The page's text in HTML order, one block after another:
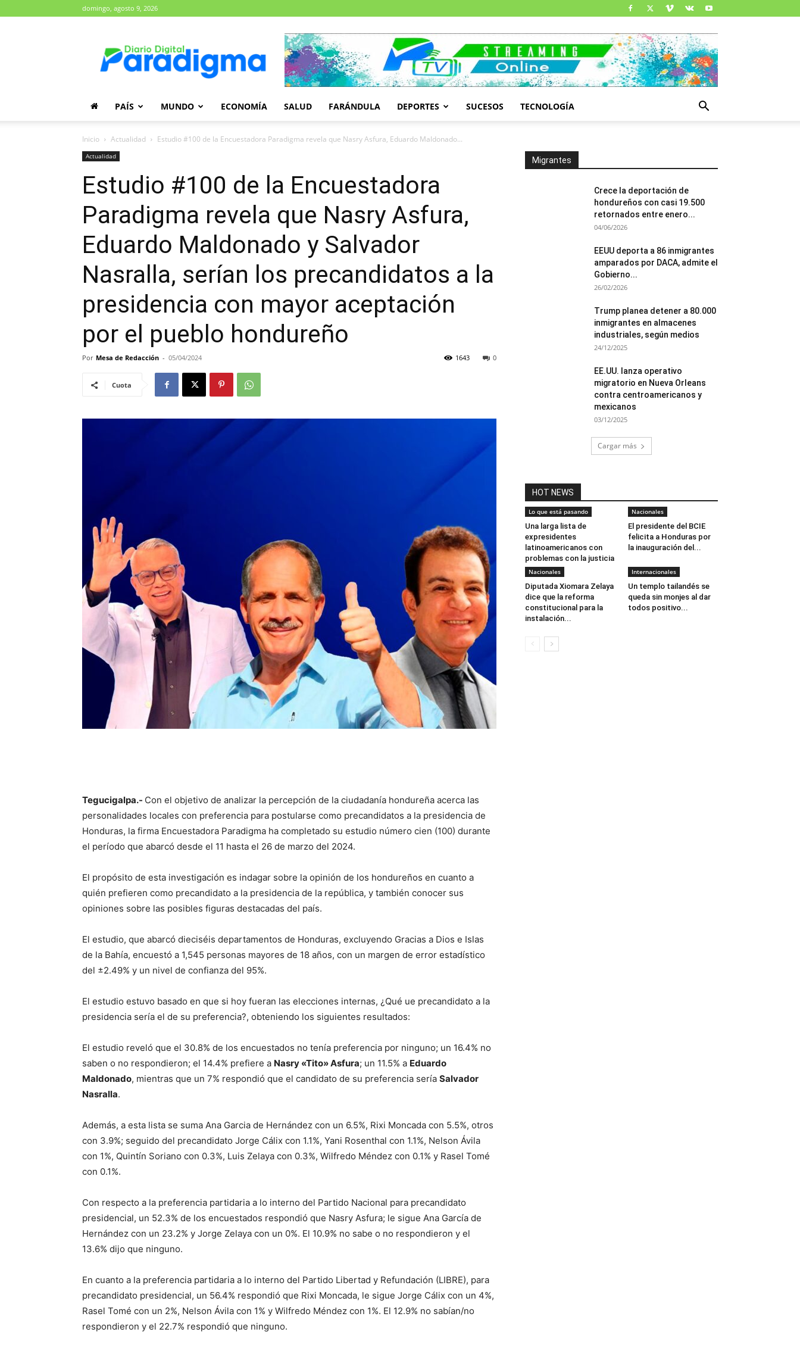
domingo, agosto 9, 2026
Paradigma
PAÍS MUNDO ECONOMÍA SALUD FARÁNDULA DEPORTES SUCESOS TECNOLOGÍA
Inicio Actualidad Estudio #100 de la Encuestadora Paradigma revela que Nasry Asfura, Eduardo Maldonado...
Actualidad
Estudio #100 de la Encuestadora
Paradigma revela que Nasry Asfura,
Eduardo Maldonado y Salvador
Nasralla, serían los precandidatos a la
presidencia con mayor aceptación
por el pueblo hondureño
Por Mesa de Redacción - 05/04/2024 0
1643
Cuota
Tegucigalpa.- Con el objetivo de analizar la percepción de la ciudadanía hondureña acerca las
personalidades locales con preferencia para postularse como precandidatos a la presidencia de
Honduras, la firma Encuestadora Paradigma ha completado su estudio número cien (100) durante
el período que abarcó desde el 11 hasta el 26 de marzo del 2024.
El propósito de esta investigación es indagar sobre la opinión de los hondureños en cuanto a
quién prefieren como precandidato a la presidencia de la república, y también conocer sus
opiniones sobre las posibles figuras destacadas del país.
El estudio, que abarcó dieciséis departamentos de Honduras, excluyendo Gracias a Dios e Islas
de la Bahía, encuestó a 1,545 personas mayores de 18 años, con un margen de error estadístico
del ±2.49% y un nivel de confianza del 95%.
El estudio estuvo basado en que si hoy fueran las elecciones internas, ¿Qué ue precandidato a la
presidencia sería el de su preferencia?, obteniendo los siguientes resultados:
El estudio reveló que el 30.8% de los encuestados no tenía preferencia por ninguno; un 16.4% no
saben o no respondieron; el 14.4% prefiere a Nasry «Tito» Asfura; un 11.5% a Eduardo
Maldonado, mientras que un 7% respondió que el candidato de su preferencia sería Salvador
Nasralla.
Además, a esta lista se suma Ana Garcia de Hernández con un 6.5%, Rixi Moncada con 5.5%, otros
con 3.9%; seguido del precandidato Jorge Cálix con 1.1%, Yani Rosenthal con 1.1%, Nelson Ávila
con 1%, Quintín Soriano con 0.3%, Luis Zelaya con 0.3%, Wilfredo Méndez con 0.1% y Rasel Tomé
con 0.1%.
Con respecto a la preferencia partidaria a lo interno del Partido Nacional para precandidato
presidencial, un 52.3% de los encuestados respondió que Nasry Asfura; le sigue Ana García de
Hernández con un 23.2% y Jorge Zelaya con un 0%. El 10.9% no sabe o no respondieron y el
13.6% dijo que ninguno.
En cuanto a la preferencia partidaria a lo interno del Partido Libertad y Refundación (LIBRE), para
precandidato presidencial, un 56.4% respondió que Rixi Moncada, le sigue Jorge Cálix con un 4%,
Rasel Tomé con un 2%, Nelson Ávila con 1% y Wilfredo Méndez con 1%. El 12.9% no sabían/no
respondieron y el 22.7% respondió que ninguno.
Migrantes
Crece la deportación de
hondureños con casi 19.500
retornados entre enero...
04/06/2026
EEUU deporta a 86 inmigrantes
amparados por DACA, admite el
Gobierno...
26/02/2026
Trump planea detener a 80.000
inmigrantes en almacenes
industriales, según medios
24/12/2025
EE.UU. lanza operativo
migratorio en Nueva Orleans
contra centroamericanos y
mexicanos
03/12/2025
Cargar más
HOT NEWS
Lo que está pasando
Una larga lista de
expresidentes
latinoamericanos con
problemas con la justicia
Nacionales
El presidente del BCIE
felicita a Honduras por
la inauguración del...
Nacionales
Diputada Xiomara Zelaya
dice que la reforma
constitucional para la
instalación...
Internacionales
Un templo tailandés se
queda sin monjes al dar
todos positivo...